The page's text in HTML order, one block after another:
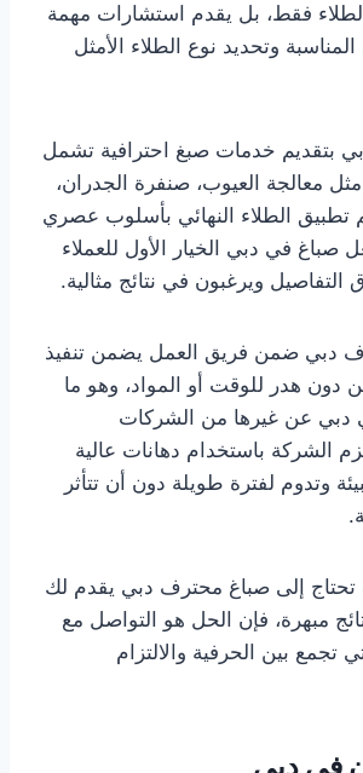
فقط، بل يقدم استشارات مهمة
المناسبة وتحديد نوع الطلاء الأمثل
بتقديم خدمات صبغ احترافية تشمل
معالجة العيوب، صنفرة الجدران،
تطبيق الطلاء النهائي بأسلوب عصري
صباغ في دبي الخيار الأول للعملاء
التفاصيل ويرغبون في نتائج مثالية.
دبي ضمن فريق العمل يضمن تنفيذ
دون هدر للوقت أو المواد، وهو ما
دبي عن غيرها من الشركات
الشركة باستخدام دهانات عالية
وتدوم لفترة طويلة دون أن تتأثر
تحتاج إلى صباغ محترف دبي يقدم لك
مبهرة، فإن الحل هو التواصل مع
تجمع بين الحرفية والالتزام